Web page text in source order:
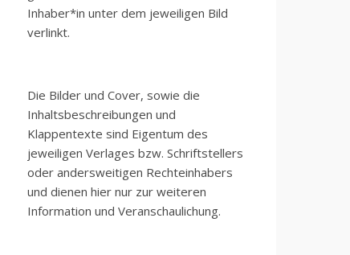
Inhaber*in unter dem jeweiligen Bild
verlinkt.
Die Bilder und Cover, sowie die
Inhaltsbeschreibungen und
Klappentexte sind Eigentum des
jeweiligen Verlages bzw. Schriftstellers
oder andersweitigen Rechteinhabers
und dienen hier nur zur weiteren
Information und Veranschaulichung.